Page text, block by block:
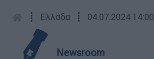
┋ Ελλάδα ┋ 04.07.2024 14:00
Newsroom